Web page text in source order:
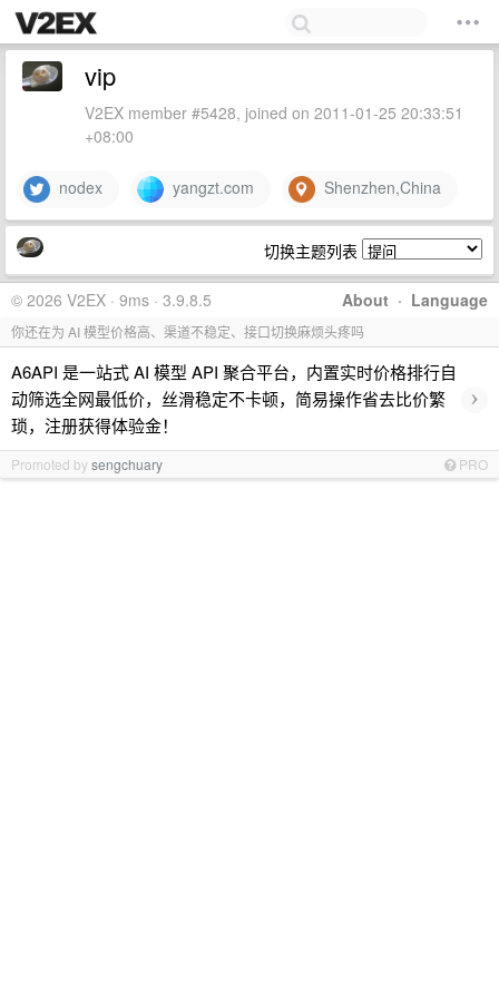
vip
V2EX member #5428, joined on 2011-01-25 20:33:51
+08:00
nodex yangzt.com Shenzhen,China
切换主题列表
About · Language
© 2026 V2EX · 9ms · 3.9.8.5
你还在为 AI 模型价格高、渠道不稳定、接口切换麻烦头疼吗
A6API 是一站式 AI 模型 API 聚合平台，内置实时价格排行自
动筛选全网最低价，丝滑稳定不卡顿，简易操作省去比价繁
琐，注册获得体验金！
›
Promoted bysengchuary PRO